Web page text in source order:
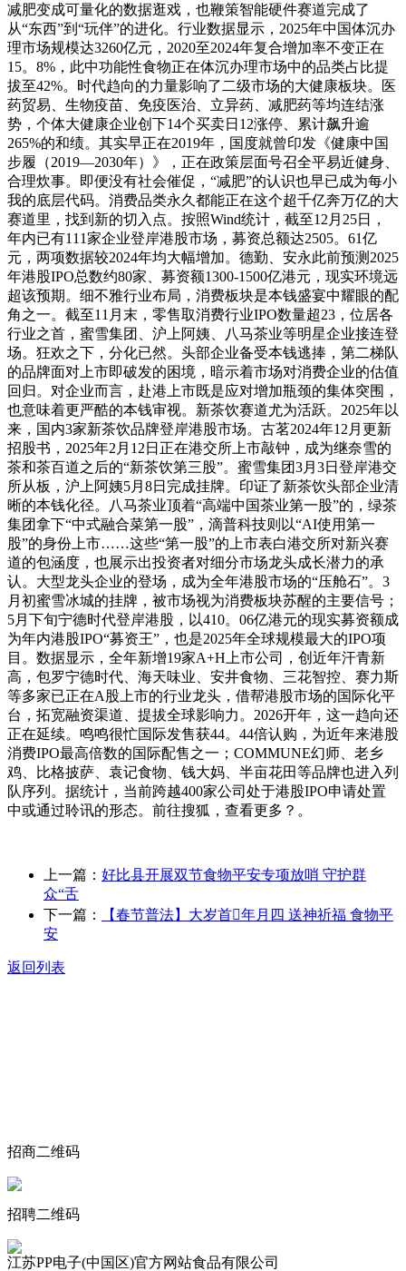
减肥变成可量化的数据逛戏，也鞭策智能硬件赛道完成了
从“东西”到“玩伴”的进化。行业数据显示，2025年中国体沉办
理市场规模达3260亿元，2020至2024年复合增加率不变正在
15。8%，此中功能性食物正在体沉办理市场中的品类占比提
拔至42%。时代趋向的力量影响了二级市场的大健康板块。医
药贸易、生物疫苗、免疫医治、立异药、减肥药等均连结涨
势，个体大健康企业创下14个买卖日12涨停、累计飙升逾
265%的和绩。其实早正在2019年，国度就曾印发《健康中国
步履（2019—2030年）》，正在政策层面号召全平易近健身、
合理炊事。即便没有社会催促，“减肥”的认识也早已成为每小
我的底层代码。消费品类永久都能正在这个超千亿奔万亿的大
赛道里，找到新的切入点。按照Wind统计，截至12月25日，
年内已有111家企业登岸港股市场，募资总额达2505。61亿
元，两项数据较2024年均大幅增加。德勤、安永此前预测2025
年港股IPO总数约80家、募资额1300-1500亿港元，现实环境远
超该预期。细不雅行业布局，消费板块是本钱盛宴中耀眼的配
角之一。截至11月末，零售取消费行业IPO数量超23，位居各
行业之首，蜜雪集团、沪上阿姨、八马茶业等明星企业接连登
场。狂欢之下，分化已然。头部企业备受本钱逃捧，第二梯队
的品牌面对上市即破发的困境，暗示着市场对消费企业的估值
回归。对企业而言，赴港上市既是应对增加瓶颈的集体突围，
也意味着更严酷的本钱审视。新茶饮赛道尤为活跃。2025年以
来，国内3家新茶饮品牌登岸港股市场。古茗2024年12月更新
招股书，2025年2月12日正在港交所上市敲钟，成为继奈雪的
茶和茶百道之后的“新茶饮第三股”。蜜雪集团3月3日登岸港交
所从板，沪上阿姨5月8日完成挂牌。印证了新茶饮头部企业清
晰的本钱化径。八马茶业顶着“高端中国茶业第一股”的，绿茶
集团拿下“中式融合菜第一股”，滴普科技则以“AI使用第一
股”的身份上市……这些“第一股”的上市表白港交所对新兴赛
道的包涵度，也展示出投资者对细分市场龙头成长潜力的承
认。大型龙头企业的登场，成为全年港股市场的“压舱石”。3
月初蜜雪冰城的挂牌，被市场视为消费板块苏醒的主要信号；
5月下旬宁德时代登岸港股，以410。06亿港元的现实募资额成
为年内港股IPO“募资王”，也是2025年全球规模最大的IPO项
目。数据显示，全年新增19家A+H上市公司，创近年汗青新
高，包罗宁德时代、海天味业、安井食物、三花智控、赛力斯
等多家已正在A股上市的行业龙头，借帮港股市场的国际化平
台，拓宽融资渠道、提拔全球影响力。2026开年，这一趋向还
正在延续。鸣鸣很忙国际发售获44。44倍认购，为近年来港股
消费IPO最高倍数的国际配售之一；COMMUNE幻师、老乡
鸡、比格披萨、袁记食物、钱大妈、半亩花田等品牌也进入列
队序列。据统计，当前跨越400家公司处于港股IPO申请处置
中或通过聆讯的形态。前往搜狐，查看更多？。
上一篇： 好比县开展双节食物平安专项放哨 守护群
众“舌
下一篇：
【春节普法】大岁首年月四 送神祈福 食物平
安
返回列表
招商二维码
招聘二维码
江苏PP电子(中国区)官方网站食品有限公司